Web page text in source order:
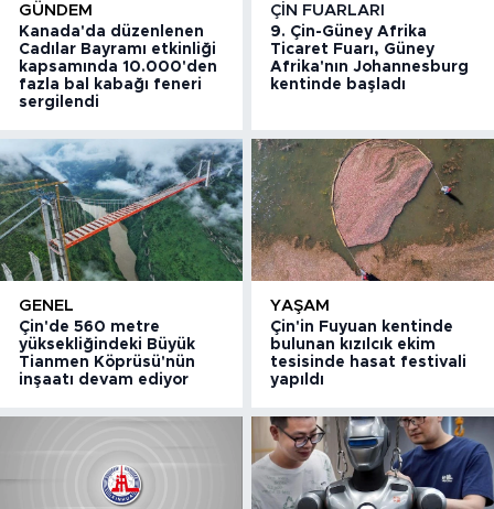
GÜNDEM
Kanada'da düzenlenen
Cadılar Bayramı etkinliği
kapsamında 10.000'den
fazla bal kabağı feneri
sergilendi
ÇIN FUARLARI
9. Çin-Güney Afrika
Ticaret Fuarı, Güney
Afrika'nın Johannesburg
kentinde başladı
GENEL
Çin'de 560 metre
yüksekliğindeki Büyük
Tianmen Köprüsü'nün
inşaatı devam ediyor
YAŞAM
Çin'in Fuyuan kentinde
bulunan kızılcık ekim
tesisinde hasat festivali
yapıldı